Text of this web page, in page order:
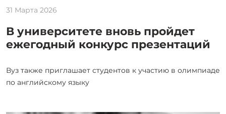
31 Марта 2026
В университете вновь пройдет
ежегодный конкурс презентаций
Вуз также приглашает студентов к участию в олимпиаде
по английскому языку